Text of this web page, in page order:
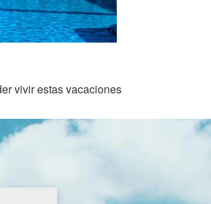
vivir estas vacaciones